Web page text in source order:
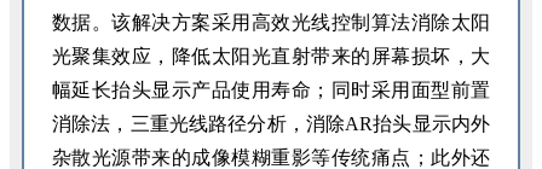
数据。该解决方案采用高效光线控制算法消除太阳
光聚集效应，降低太阳光直射带来的屏幕损坏，大
幅延长抬头显示产品使用寿命；同时采用面型前置
消除法，三重光线路径分析，消除AR抬头显示内外
杂散光源带来的成像模糊重影等传统痛点；此外还